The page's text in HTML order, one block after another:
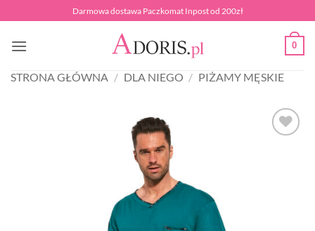
do
zawartości
Darmowa dostawa Paczkomat Inpost od 200zł
0
STRONA GŁÓWNA / DLA NIEGO / PIŻAMY MĘSKIE